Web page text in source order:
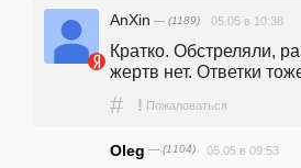
AnXin — (1189) 05.05 в 10:38
Кратко. Обстреляли,
жертв нет. Ответки
# ! Пожаловаться
Oleg — (1104) 05.05 в 09:53